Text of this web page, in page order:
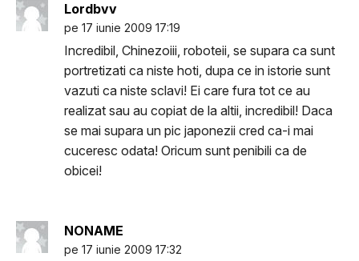
Lordbvv
pe 17 iunie 2009 17:19
Incredibil, Chinezoiii, roboteii, se supara ca sunt
portretizati ca niste hoti, dupa ce in istorie sunt
vazuti ca niste sclavi! Ei care fura tot ce au
realizat sau au copiat de la altii, incredibil! Daca
se mai supara un pic japonezii cred ca-i mai
cuceresc odata! Oricum sunt penibili ca de
obicei!
NONAME
pe 17 iunie 2009 17:32